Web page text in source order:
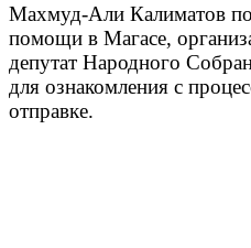
Махмуд-Али Калиматов
помощи в Магасе,
депутат Народного
для ознакомления с
отправке.